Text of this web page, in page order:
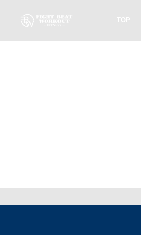
TOP